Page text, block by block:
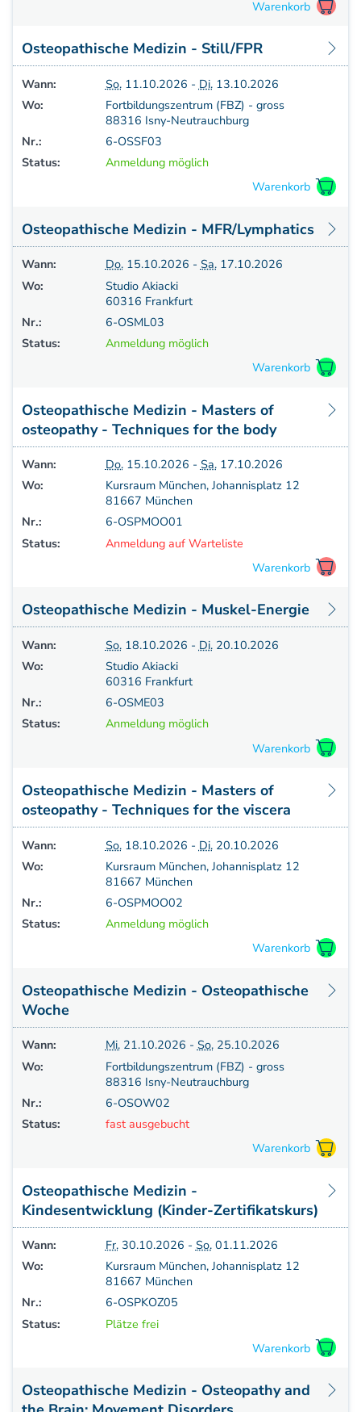
Osteopathische Medizin - Still/FPR
Wann: So.11.10.2026 - Di.13.10.2026
Wo:
Fortbildungszentrum (FBZ) - gross
88316 Isny-Neutrauchburg
Nr.:
6-OSSF03
Status:
Anmeldung möglich
Osteopathische Medizin - MFR/Lymphatics
Wann: Do.15.10.2026 - Sa.17.10.2026
Wo:
Studio Akiacki
60316 Frankfurt
Nr.:
6-OSML03
Status:
Anmeldung möglich
Osteopathische Medizin - Masters of
osteopathy - Techniques for the body
Wann: Do.15.10.2026 - Sa.17.10.2026
Wo:
Kursraum München, Johannisplatz 12
81667 München
Nr.:
6-OSPMOO01
Status:
Anmeldung auf Warteliste
Osteopathische Medizin - Muskel-Energie
Wann: So.18.10.2026 - Di.20.10.2026
Wo:
Studio Akiacki
60316 Frankfurt
Nr.:
6-OSME03
Status:
Anmeldung möglich
Osteopathische Medizin - Masters of
osteopathy - Techniques for the viscera
Wann: So.18.10.2026 - Di.20.10.2026
Wo:
Kursraum München, Johannisplatz 12
81667 München
Nr.:
6-OSPMOO02
Status:
Anmeldung möglich
Osteopathische Medizin - Osteopathische
Woche
Wann: Mi.21.10.2026 - So.25.10.2026
Wo:
Fortbildungszentrum (FBZ) - gross
88316 Isny-Neutrauchburg
Nr.:
6-OSOW02
Status:
fast ausgebucht
Osteopathische Medizin -
Kindesentwicklung (Kinder-Zertifikatskurs)
Wann: Fr.30.10.2026 - So.01.11.2026
Wo:
Kursraum München, Johannisplatz 12
81667 München
Nr.:
6-OSPKOZ05
Status:
Plätze frei
Osteopathische Medizin - Osteopathy and